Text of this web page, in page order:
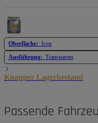
Oberfläche: Icon
Ausführung: Transparent
Knapper Lagerbestand
Passende